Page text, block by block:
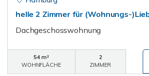
helle 2 Zimmer für (Wohnungs-
Dachgeschosswohnung
54 m²
WOHNFLÄCHE
2
ZIMMER